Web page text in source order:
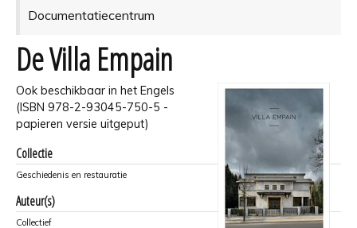
Documentatiecentrum
De Villa Empain
Ook beschikbaar in het Engels
(ISBN 978-2-93045-750-5 -
papieren versie uitgeput)
Collectie
Geschiedenis en restauratie
Auteur(s)
Collectief